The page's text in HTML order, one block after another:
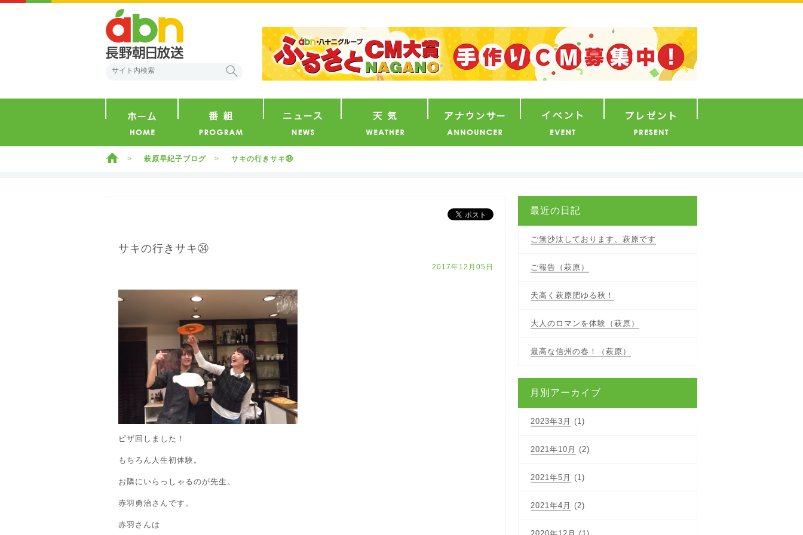
ホーム 萩原早紀子ブログ サキの行きサキ㉞
サキの行きサキ㉞
2017年12月05日
ピザ回しました！
もちろん人生初体験。
お隣にいらっしゃるのが先生。
赤羽勇治さんです。
赤羽さんは
最近の日記
ご無沙汰しております、萩原です
ご報告（萩原）
天高く萩原肥ゆる秋！
大人のロマンを体験（萩原）
最高な信州の春！（萩原）
月別アーカイブ
2023年3月 (1)
2021年10月 (2)
2021年5月 (1)
2021年4月 (2)